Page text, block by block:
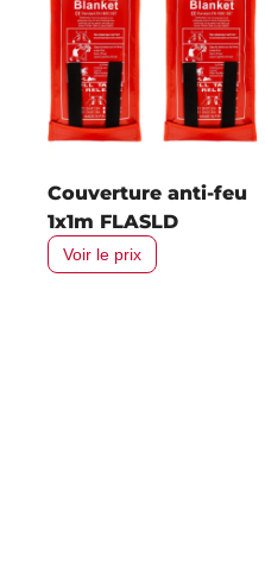
Couverture anti-feu
1x1m FLASLD
Voir le prix